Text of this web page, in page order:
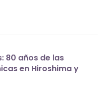
80 años de las
en Hiroshima y